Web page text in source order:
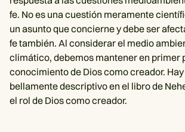
fe. No es una cuestión meramente
un asunto que concierne y debe ser
fe también. Al considerar el medio
climático, debemos mantener en primer
conocimiento de Dios como creador.
bellamente descriptivo en el libro de
el rol de Dios como creador.